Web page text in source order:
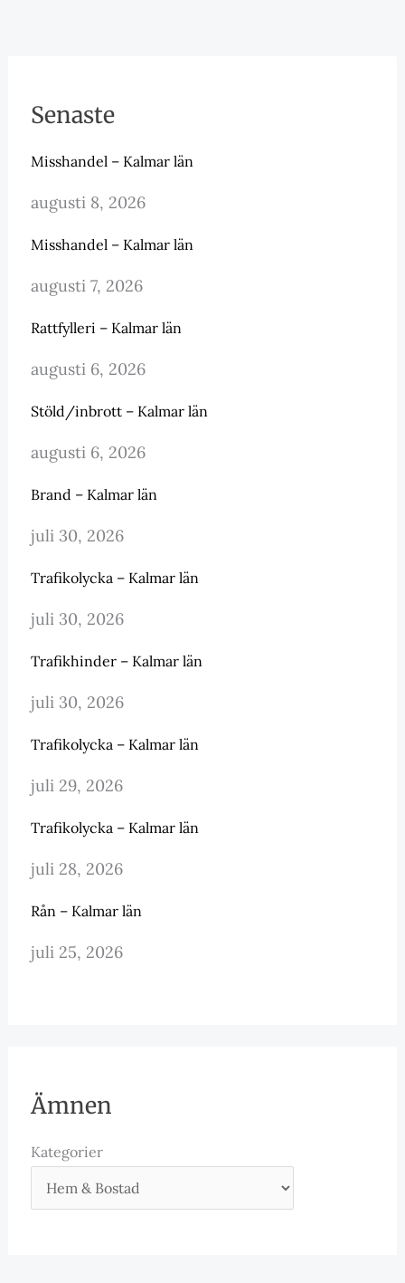
Senaste
Misshandel – Kalmar län
augusti 8, 2026
Misshandel – Kalmar län
augusti 7, 2026
Rattfylleri – Kalmar län
augusti 6, 2026
Stöld/inbrott – Kalmar län
augusti 6, 2026
Brand – Kalmar län
juli 30, 2026
Trafikolycka – Kalmar län
juli 30, 2026
Trafikhinder – Kalmar län
juli 30, 2026
Trafikolycka – Kalmar län
juli 29, 2026
Trafikolycka – Kalmar län
juli 28, 2026
Rån – Kalmar län
juli 25, 2026
Ämnen
Kategorier